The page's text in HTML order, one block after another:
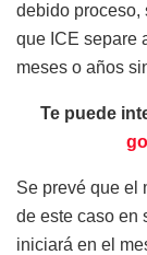
debido proceso,
que ICE separe
meses o años
Te puede
Se prevé que el
de este caso en
iniciará en el